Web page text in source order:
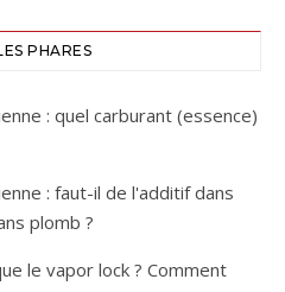
PHARES
: quel carburant (essence)
: faut-il de l'additif dans
plomb ?
le vapor lock ? Comment